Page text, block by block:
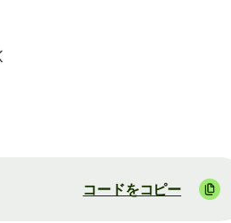
コードをコピー